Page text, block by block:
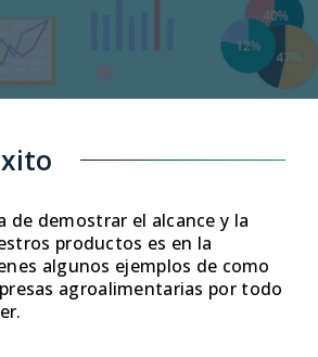
de demostrar el alcance y la
productos es en la
algunos ejemplos de como
agroalimentarias por todo